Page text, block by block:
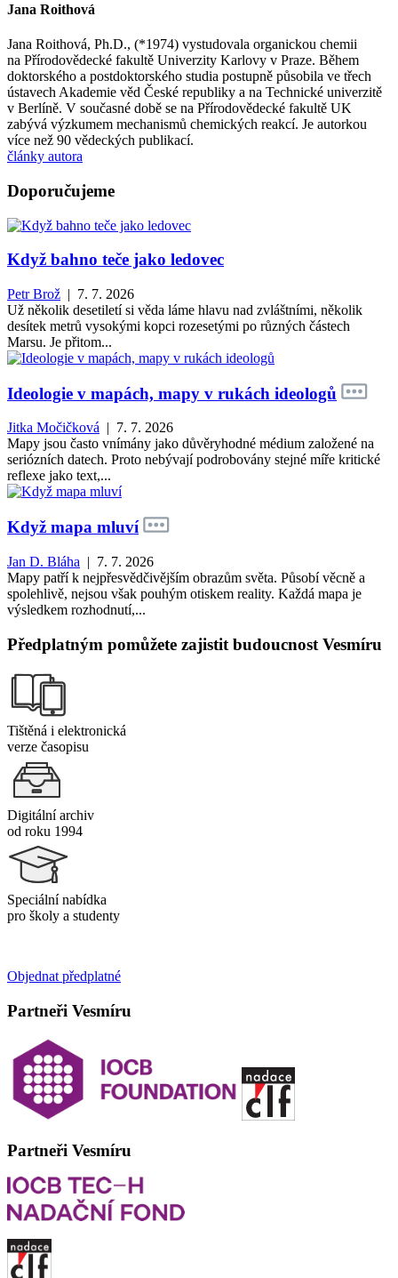
Jana Roithová
Jana Roithová, Ph.D., (*1974) vystudovala organickou chemii
na Přírodovědecké fakultě Univerzity Karlovy v Praze. Během
doktorského a postdoktorského studia postupně působila ve třech
ústavech Akademie věd České republiky a na Technické univerzitě
v Berlíně. V současné době se na Přírodovědecké fakultě UK
zabývá výzkumem mechanismů chemických reakcí. Je autorkou
více než 90 vědeckých publikací.
články autora
Doporučujeme
Když bahno teče jako ledovec
Petr Brož | 7. 7. 2026
Už několik desetiletí si věda láme hlavu nad zvláštními, několik
desítek metrů vysokými kopci rozesetými po různých částech
Marsu. Je přitom...
Ideologie v mapách, mapy v rukách ideologů
Jitka Močičková | 7. 7. 2026
Mapy jsou často vnímány jako důvěryhodné médium založené na
seriózních datech. Proto nebývají podrobovány stejné míře kritické
reflexe jako text,...
Když mapa mluví
Jan D. Bláha | 7. 7. 2026
Mapy patří k nejpřesvědčivějším obrazům světa. Působí věcně a
spolehlivě, nejsou však pouhým otiskem reality. Každá mapa je
výsledkem rozhodnutí,...
Předplatným pomůžete zajistit budoucnost Vesmíru
Tištěná i elektronická
verze časopisu
Digitální archiv
od roku 1994
Speciální nabídka
pro školy a studenty
Objednat předplatné
Partneři Vesmíru
Partneři Vesmíru